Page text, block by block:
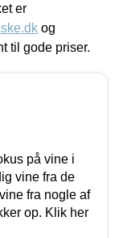
er
og
til gode priser.
på vine i
vine fra de
fra nogle af
op. Klik her